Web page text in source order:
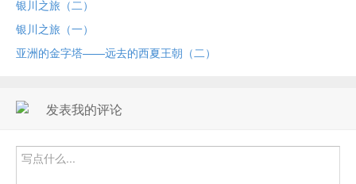
银川之旅（二）
银川之旅（一）
亚洲的金字塔——远去的西夏王朝（二）
发表我的评论